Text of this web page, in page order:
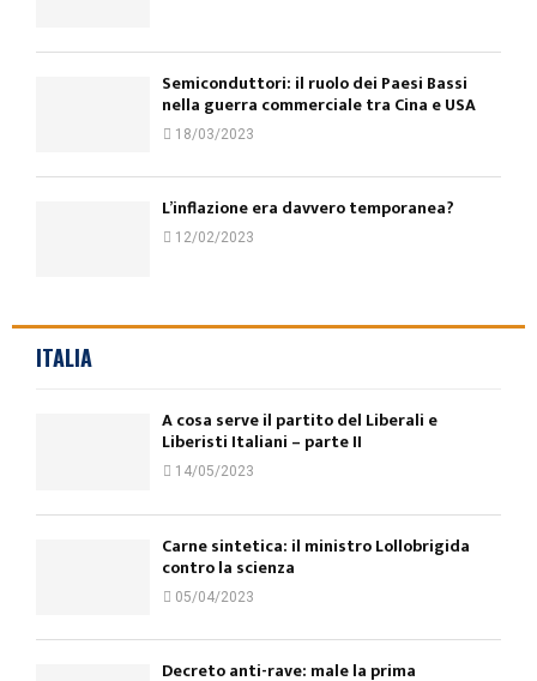
Semiconduttori: il ruolo dei Paesi Bassi
nella guerra commerciale tra Cina e USA
18/03/2023
L’inflazione era davvero temporanea?
12/02/2023
ITALIA
A cosa serve il partito del Liberali e
Liberisti Italiani – parte II
14/05/2023
Carne sintetica: il ministro Lollobrigida
contro la scienza
05/04/2023
Decreto anti-rave: male la prima